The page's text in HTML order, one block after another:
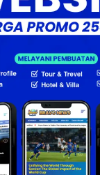
Laptop Mini
Zaman
iPhone dan
Karang
Lahirnya Politik
Go-Blok!